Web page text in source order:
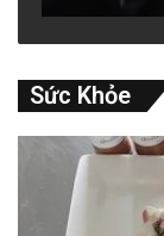
Sức Khỏe